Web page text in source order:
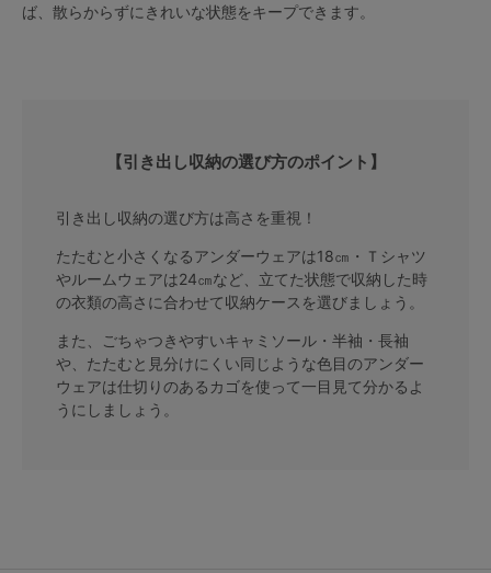
ば、散らからずにきれいな状態をキープできます。
【引き出し収納の選び方のポイント】
引き出し収納の選び方は高さを重視！
たたむと小さくなるアンダーウェアは18㎝・Ｔシャツ
やルームウェアは24㎝など、立てた状態で収納した時
の衣類の高さに合わせて収納ケースを選びましょう。
また、ごちゃつきやすいキャミソール・半袖・長袖
や、たたむと見分けにくい同じような色目のアンダー
ウェアは仕切りのあるカゴを使って一目見て分かるよ
うにしましょう。